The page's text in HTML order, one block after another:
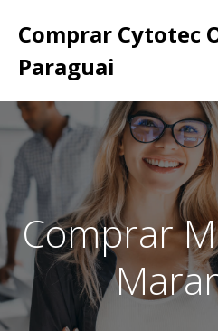
Comprar Cytotec
Paraguai
Comprar